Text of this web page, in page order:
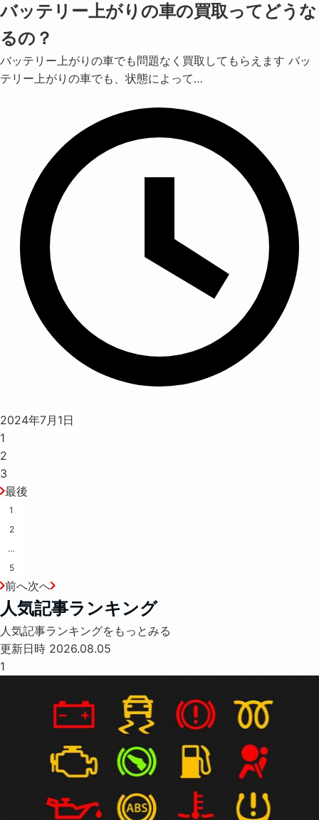
バッテリー上がりの車の買取ってどうな
るの？
バッテリー上がりの車でも問題なく買取してもらえます バッ
テリー上がりの車でも、状態によって…
2024年7月1日
1
2
3
最後
1
2
…
5
前へ次へ
人気記事ランキング
人気記事ランキングをもっとみる
更新日時 2026.08.05
1